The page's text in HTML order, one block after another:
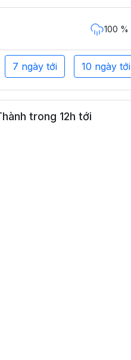
100 %
7 ngày tới 10 ngày tới
trong 12h tới